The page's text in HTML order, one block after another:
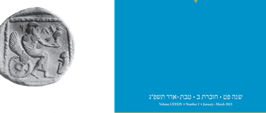
$31
$28
הנחת אתר ספר מודפס